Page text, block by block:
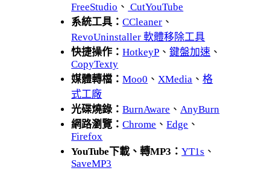
FreeStudio 、 CutYouTube
系統工具：CCleaner 、
RevoUninstaller 軟體移除工具
快捷操作：HotkeyP 、鍵盤加速 、
CopyTexty
媒體轉檔：Moo0 、 XMedia 、格
式工廠
光碟燒錄：BurnAware 、 AnyBurn
網路瀏覽：Chrome 、Edge 、
Firefox
YouTube下載、轉MP3：YT1s 、
SaveMP3